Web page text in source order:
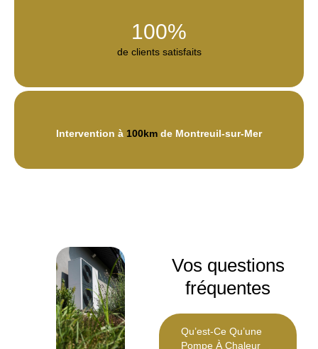
de clients satisfaits
100%
Intervention à 100km de Montreuil-sur-Mer
Vos questions
fréquentes
Qu’est-Ce Qu’une
Pompe À Chaleur